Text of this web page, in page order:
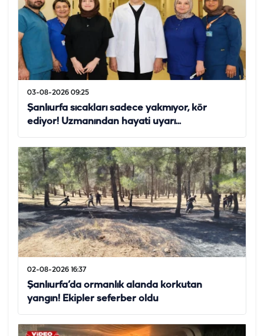
03-08-2026 09:25
Şanlıurfa sıcakları sadece yakmıyor, kör
ediyor! Uzmanından hayati uyarı...
02-08-2026 16:37
Şanlıurfa’da ormanlık alanda korkutan
yangın! Ekipler seferber oldu